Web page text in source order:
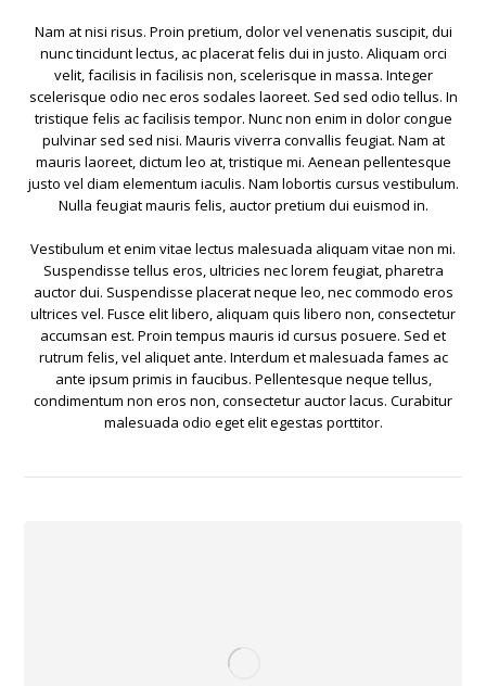
Nam at nisi risus. Proin pretium, dolor vel venenatis suscipit, dui
nunc tincidunt lectus, ac placerat felis dui in justo. Aliquam orci
velit, facilisis in facilisis non, scelerisque in massa. Integer
scelerisque odio nec eros sodales laoreet. Sed sed odio tellus. In
tristique felis ac facilisis tempor. Nunc non enim in dolor congue
pulvinar sed sed nisi. Mauris viverra convallis feugiat. Nam at
mauris laoreet, dictum leo at, tristique mi. Aenean pellentesque
justo vel diam elementum iaculis. Nam lobortis cursus vestibulum.
Nulla feugiat mauris felis, auctor pretium dui euismod in.
Vestibulum et enim vitae lectus malesuada aliquam vitae non mi.
Suspendisse tellus eros, ultricies nec lorem feugiat, pharetra
auctor dui. Suspendisse placerat neque leo, nec commodo eros
ultrices vel. Fusce elit libero, aliquam quis libero non, consectetur
accumsan est. Proin tempus mauris id cursus posuere. Sed et
rutrum felis, vel aliquet ante. Interdum et malesuada fames ac
ante ipsum primis in faucibus. Pellentesque neque tellus,
condimentum non eros non, consectetur auctor lacus. Curabitur
malesuada odio eget elit egestas porttitor.